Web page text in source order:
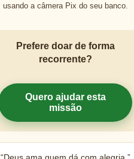
usando a câmera Pix do seu banco.
Prefere doar de forma
recorrente?
Quero ajudar esta
missão